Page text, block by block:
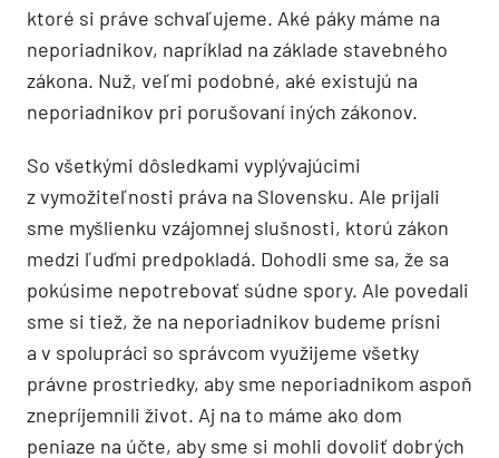
ktoré si práve schvaľujeme. Aké páky máme na
neporiadnikov, napríklad na základe stavebného
zákona. Nuž, veľmi podobné, aké existujú na
neporiadnikov pri porušovaní iných zákonov.
So všetkými dôsledkami vyplývajúcimi
z vymožiteľnosti práva na Slovensku. Ale prijali
sme myšlienku vzájomnej slušnosti, ktorú zákon
medzi ľuďmi predpokladá. Dohodli sme sa, že sa
pokúsime nepotrebovať súdne spory. Ale povedali
sme si tiež, že na neporiadnikov budeme prísni
a v spolupráci so správcom využijeme všetky
právne prostriedky, aby sme neporiadnikom aspoň
znepríjemnili život. Aj na to máme ako dom
peniaze na účte, aby sme si mohli dovoliť dobrých